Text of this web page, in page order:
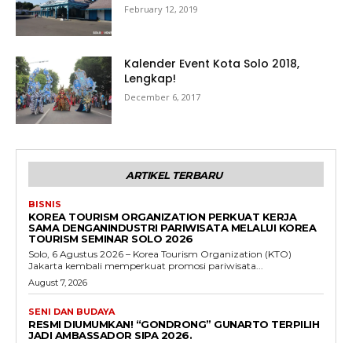
February 12, 2019
Kalender Event Kota Solo 2018,
Lengkap!
December 6, 2017
ARTIKEL TERBARU
BISNIS
KOREA TOURISM ORGANIZATION PERKUAT KERJA
SAMA DENGANINDUSTRI PARIWISATA MELALUI KOREA
TOURISM SEMINAR SOLO 2026
Solo, 6 Agustus 2026 – Korea Tourism Organization (KTO)
Jakarta kembali memperkuat promosi pariwisata...
August 7, 2026
SENI DAN BUDAYA
RESMI DIUMUMKAN! “GONDRONG” GUNARTO TERPILIH
JADI AMBASSADOR SIPA 2026.